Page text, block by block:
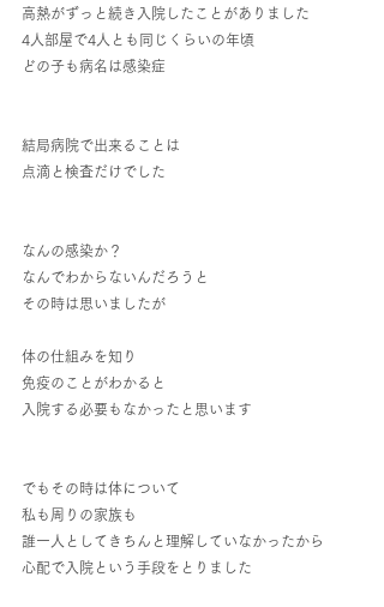
高熱がずっと続き入院したことがありました
4人部屋で4人とも同じくらいの年頃
どの子も病名は感染症
結局病院で出来ることは
点滴と検査だけでした
なんの感染か？
なんでわからないんだろうと
その時は思いましたが
体の仕組みを知り
免疫のことがわかると
入院する必要もなかったと思います
でもその時は体について
私も周りの家族も
誰一人としてきちんと理解していなかったから
心配で入院という手段をとりました